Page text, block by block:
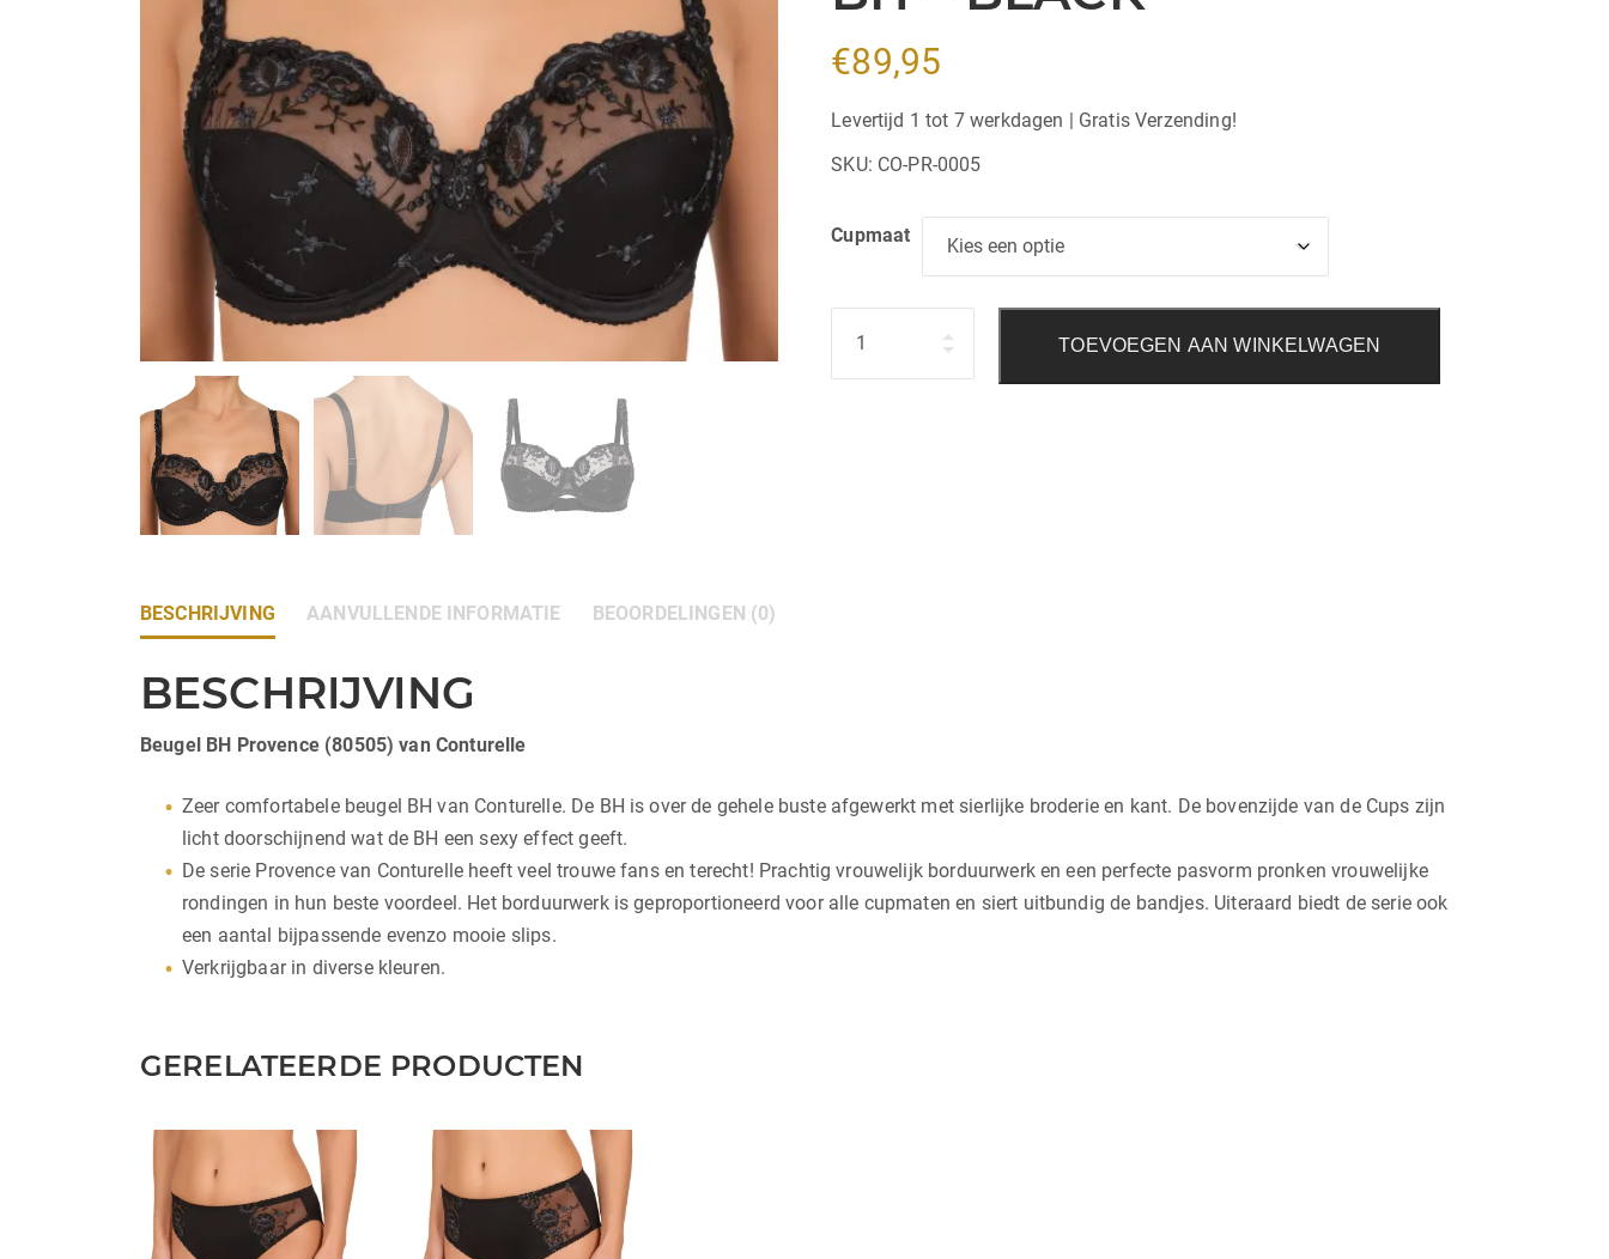
€89,95
Levertijd 1 tot 7 werkdagen | Gratis Verzending!
SKU: CO-PR-0005
Cupmaat
TOEVOEGEN AAN WINKELWAGEN
BESCHRIJVING AANVULLENDE INFORMATIE BEOORDELINGEN (0)
BESCHRIJVING
Beugel BH Provence (80505) van Conturelle
Zeer comfortabele beugel BH van Conturelle. De BH is over de gehele buste afgewerkt met sierlijke broderie en kant. De bovenzijde van de Cups zijn
licht doorschijnend wat de BH een sexy effect geeft.
De serie Provence van Conturelle heeft veel trouwe fans en terecht! Prachtig vrouwelijk borduurwerk en een perfecte pasvorm pronken vrouwelijke
rondingen in hun beste voordeel. Het borduurwerk is geproportioneerd voor alle cupmaten en siert uitbundig de bandjes. Uiteraard biedt de serie ook
een aantal bijpassende evenzo mooie slips.
Verkrijgbaar in diverse kleuren.
GERELATEERDE PRODUCTEN
Dit
product
heeft
meerdere
Dit
heeft
meerdere